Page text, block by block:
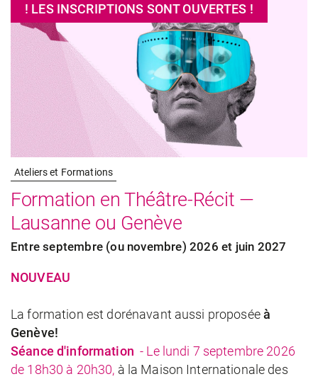
! LES INSCRIPTIONS SONT OUVERTES !
Ateliers et Formations
Formation en Théâtre-Récit —
Lausanne ou Genève
Entre septembre (ou novembre) 2026 et juin 2027
NOUVEAU
La formation est dorénavant aussi proposéeà
Genève!
Séance d'information - Le lundi 7 septembre 2026
de 18h30 à 20h30, à la Maison Internationale des